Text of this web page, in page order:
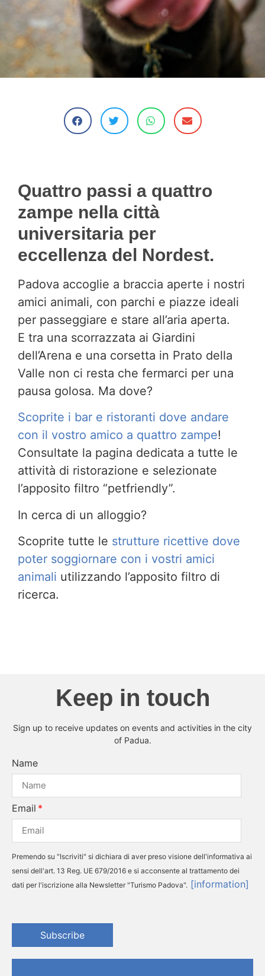
Quattro passi a quattro
zampe nella città
universitaria per
eccellenza del Nordest.
Padova accoglie a braccia aperte i nostri
amici animali, con parchi e piazze ideali
per passeggiare e stare all’aria aperta.
E tra una scorrazzata ai Giardini
dell’Arena e una corsetta in Prato della
Valle non ci resta che fermarci per una
pausa golosa. Ma dove?
Scoprite i bar e ristoranti dove andare
con il vostro amico a quattro zampe!
Consultate la pagina dedicata a tutte le
attività di ristorazione e selezionate
l’apposito filtro “petfriendly”.
In cerca di un alloggio?
Scoprite tutte le strutture ricettive dove
poter soggiornare con i vostri amici
animali utilizzando l’apposito filtro di
ricerca.
Keep in touch
Sign up to receive updates on events and activities in the city
of Padua.
Name
Email
Premendo su "Iscriviti" si dichiara di aver preso visione dell'informativa ai
sensi dell'art. 13 Reg. UE 679/2016 e si acconsente al trattamento dei
dati per l'iscrizione alla Newsletter "Turismo Padova". [information]
Subscribe